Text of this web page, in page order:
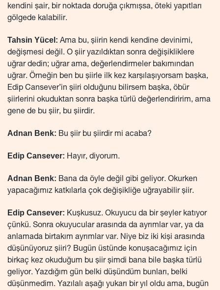
kendini şair, bir noktada doruğa çıkmışsa, öteki yapıtları
gölgede kalabilir.
Tahsin Yücel: Ama bu, şiirin kendi kendine devinimi,
değişmesi değil. O şiir yazıldıktan sonra değişikliklere
uğrar dedin; uğrar ama, değerlendirmeler bakımından
uğrar. Örneğin ben bu şiirle ilk kez karşılaşıyorsam başka,
Edip Cansever’in şiiri olduğunu bilirsem başka, öbür
şiirlerini okuduktan sonra başka türlü değerlendiririm, ama
gene de bu şiir, bu şiirdir.
Adnan Benk: Bu şiir bu şiirdir mi acaba?
Edip Cansever: Hayır, diyorum.
Adnan Benk: Bana da öyle değil gibi geliyor. Okurken
yapacağımız katkılarla çok değişikliğe uğrayabilir şiir.
Edip Cansever: Kuşkusuz. Okuyucu da bir şeyler katıyor
çünkü. Sonra okuyucular arasında da ayrımlar var, ya da
anlamada birtakım ayrımlar var. Niye biz iki kişi arasında
düşünüyoruz şiiri? Bugün üstünde konuşacağımız için
birkaç kez okuduğum bu şiir şimdi bana bile başka türlü
geliyor. Yazdığım gün belki düşündüm bunları, belki
düşünmedim. Yazılalı aşağı yukarı bir yıl oldu ama, bugün